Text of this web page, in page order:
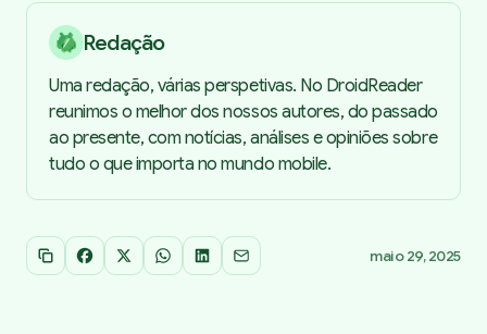
Redação
Uma redação, várias perspetivas. No DroidReader
reunimos o melhor dos nossos autores, do passado
ao presente, com notícias, análises e opiniões sobre
tudo o que importa no mundo mobile.
Copiar link
Facebook
X WhatsApp
LinkedInEmail maio 29, 2025